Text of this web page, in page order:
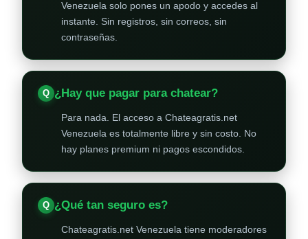
Venezuela solo pones un apodo y accedes al
instante. Sin registros, sin correos, sin
contraseñas.
¿Hay que pagar para chatear?
Para nada. El acceso a Chateagratis.net
Venezuela es totalmente libre y sin costo. No
hay planes premium ni pagos escondidos.
¿Qué tan seguro es?
Chateagratis.net Venezuela tiene moderadores